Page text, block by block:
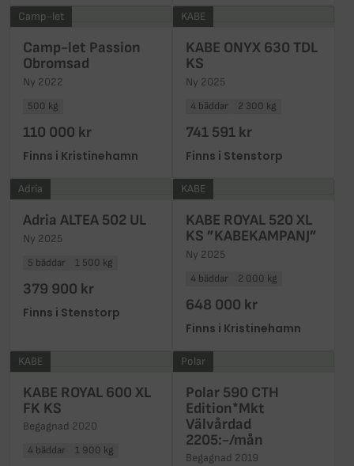
Camp-let
Camp-let Passion
Obromsad
Ny 2022
500 kg
110 000 kr
Finns i Kristinehamn
KABE
KABE ONYX 630 TDL
KS
Ny 2025
4 bäddar 2 300 kg
741 591 kr
Finns i Stenstorp
Adria
Adria ALTEA 502 UL
Ny 2025
5 bäddar 1 500 kg
379 900 kr
Finns i Stenstorp
KABE
KABE ROYAL 520 XL
KS ”KABEKAMPANJ”
Ny 2025
4 bäddar 2 000 kg
648 000 kr
Finns i Kristinehamn
KABE
KABE ROYAL 600 XL
FK KS
Begagnad 2020
4 bäddar 1 900 kg
Polar
Polar 590 CTH
Edition*Mkt
Välvårdad
2205:-/mån
Begagnad 2019